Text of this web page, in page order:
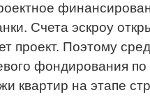
Счета эскроу
проект. Поэтому
фондирования
квартир на этапе